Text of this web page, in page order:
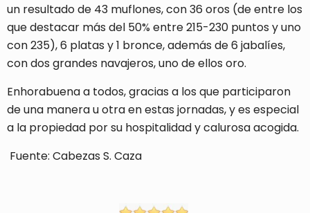
un resultado de 43 muflones, con 36 oros (de entre los
que destacar más del 50% entre 215-230 puntos y uno
con 235), 6 platas y 1 bronce, además de 6 jabalíes,
con dos grandes navajeros, uno de ellos oro.
Enhorabuena a todos, gracias a los que participaron
de una manera u otra en estas jornadas, y es especial
a la propiedad por su hospitalidad y calurosa acogida.
Fuente: Cabezas S. Caza